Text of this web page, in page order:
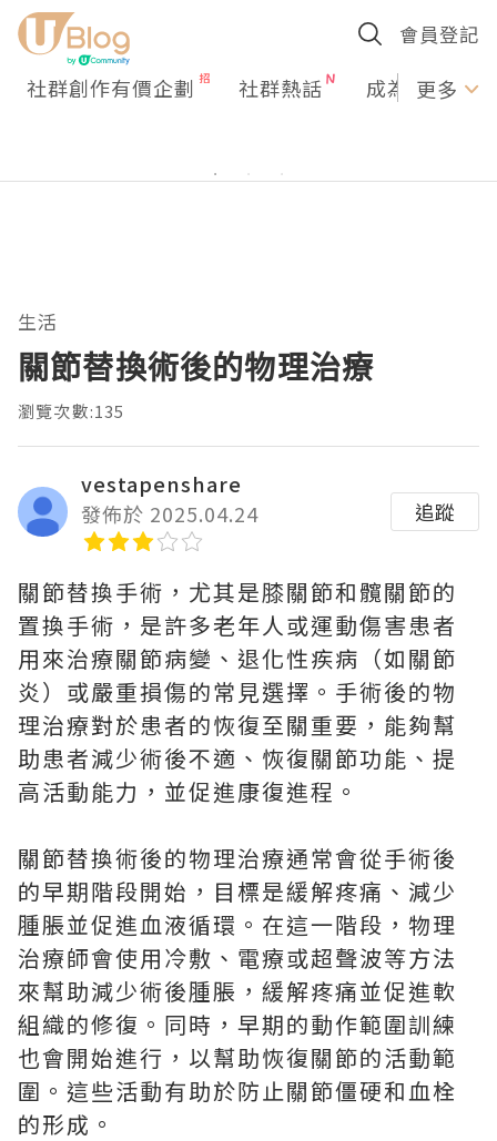
會員登記
社群創作有價企劃 社群熱話 成為U更多
生活
關節替換術後的物理治療
瀏覽次數:135
vestapenshare
發佈於 2025.04.24
追蹤
關節替換手術，尤其是膝關節和髖關節的
置換手術，是許多老年人或運動傷害患者
用來治療關節病變、退化性疾病（如關節
炎）或嚴重損傷的常見選擇。手術後的物
理治療對於患者的恢復至關重要，能夠幫
助患者減少術後不適、恢復關節功能、提
高活動能力，並促進康復進程。
關節替換術後的物理治療通常會從手術後
的早期階段開始，目標是緩解疼痛、減少
腫脹並促進血液循環。在這一階段，物理
治療師會使用冷敷、電療或超聲波等方法
來幫助減少術後腫脹，緩解疼痛並促進軟
組織的修復。同時，早期的動作範圍訓練
也會開始進行，以幫助恢復關節的活動範
圍。這些活動有助於防止關節僵硬和血栓
的形成。